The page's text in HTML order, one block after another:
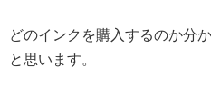
どのインクを購入するのか分
と思います。